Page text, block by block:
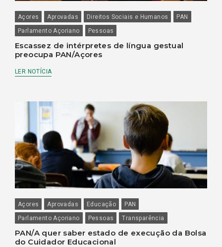
Açores Aprovadas Direitos Sociais e Humanos
PAN
Parlamento Açoriano
Pessoas
Escassez de intérpretes de língua gestual
preocupa PAN/Açores
LER NOTÍCIA
Açores Aprovadas Educação
PAN
Parlamento Açoriano
Pessoas Transparência
PAN/A quer saber estado de execução da Bolsa
do Cuidador Educacional